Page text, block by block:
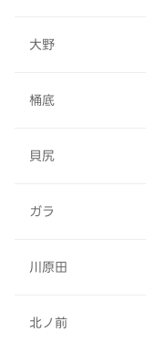
大野
桶底
貝尻
ガラ
川原田
北ノ前